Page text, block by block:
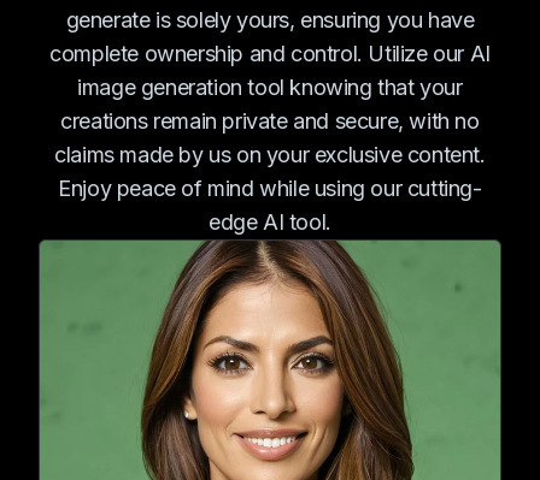
generate is solely yours, ensuring you have
complete ownership and control. Utilize our AI
image generation tool knowing that your
creations remain private and secure, with no
claims made by us on your exclusive content.
Enjoy peace of mind while using our cutting-
edge AI tool.